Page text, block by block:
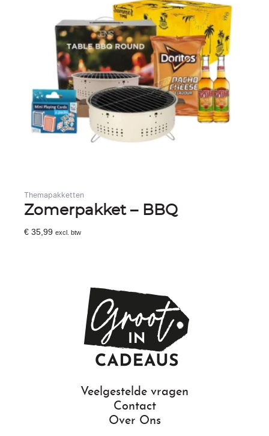
Themapakketten
Zomerpakket – BBQ
€ 35,99 excl. btw
Veelgestelde vragen
Contact
Over Ons